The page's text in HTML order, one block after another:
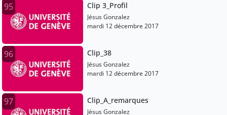
95 Clip 3_Profil
Jésus Gonzalez
mardi 12 décembre 2017
96 Clip_38
Jésus Gonzalez
mardi 12 décembre 2017
97 Clip_A_remarques
Jésus Gonzalez